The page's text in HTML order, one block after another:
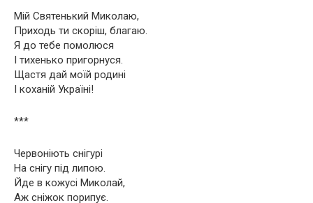
Мій Святенький Миколаю,
Приходь ти скоріш, благаю.
Я до тебе помолюся
І тихенько пригорнуся.
Щастя дай моїй родині
І коханій Україні!
***
Червоніють снігурі
На снігу під липою.
Йде в кожусі Миколай,
Аж сніжок порипує.